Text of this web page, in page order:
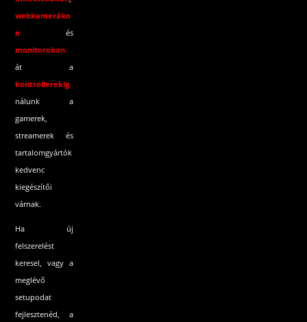
webkameráko
n és
monitorokon
át a
kontrollerekig
nálunk a
gamerek,
streamerek és
tartalomgyártók
kedvenc
kiegészítői
várnak.
Ha új
felszerelést
keresel, vagy a
meglévő
setupodat
fejlesztenéd, a